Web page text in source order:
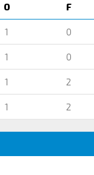
O F
1 0
1 0
1 2
1 2